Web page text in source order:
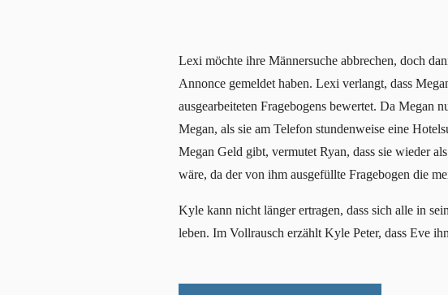
Lexi möchte ihre Männersuche abbrechen, doch
Annonce gemeldet haben. Lexi verlangt, dass
ausgearbeiteten Fragebogens bewertet. Da Megan
Megan, als sie am Telefon stundenweise eine
Megan Geld gibt, vermutet Ryan, dass sie wieder
wäre, da der von ihm ausgefüllte Fragebogen die
Kyle kann nicht länger ertragen, dass sich alle in
leben. Im Vollrausch erzählt Kyle Peter, dass Eve